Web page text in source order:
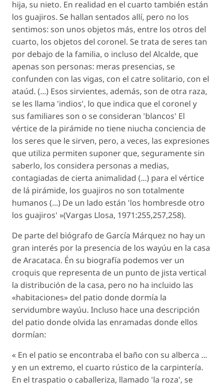
hija, su nieto. En realidad en el cuarto también están
los guajiros. Se hallan sentados allí, pero no los
sentimos: son unos objetos más, entre los otros del
cuarto, los objetos del coronel. Se trata de seres tan
por debajo de la familia, o incluso del Alcalde, que
apenas son personas: meras presencias, se
confunden con las vigas, con el catre solitario, con el
ataúd. (...) Esos sirvientes, además, son de otra raza,
se les llama 'indios', lo que indica que el coronel y
sus familiares son o se consideran 'blancos' El
vértice de la pirámide no tiene niucha conciencia de
los seres que le sirven, pero, a veces, las expresiones
que utiliza permiten suponer que, seguramente sin
saberlo, los considera personas a medias,
contagiadas de cierta animalidad (...) para el vértice
de lá pirámide, los guajiros no son totalmente
humanos (...) De un lado están 'los hombresde otro
los guajiros' »(Vargas Llosa, 1971:255,257,258).
De parte del biógrafo de García Márquez no hay un
gran interés por la presencia de los wayúu en la casa
de Aracataca. Én su biografía podemos ver un
croquis que representa de un punto de jista vertical
la distribución de la casa, pero no ha incluido las
«habitaciones» del patio donde dormía la
servidumbre wayúu. Incluso hace una descripción
del patio donde olvida las enramadas donde ellos
dormían:
« En el patio se encontraba el baño con su alberca ...
y en un extremo, el cuarto rústico de la carpintería.
En el traspatio o caballeriza, llamado 'la roza', se